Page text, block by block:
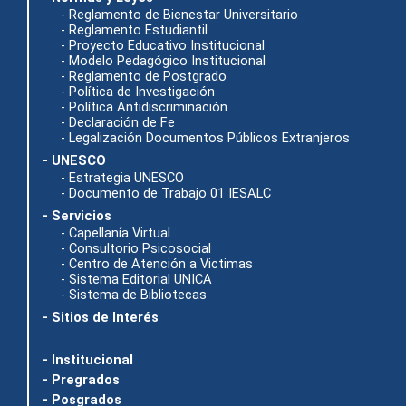
- Reglamento de Bienestar Universitario
- Reglamento Estudiantil
- Proyecto Educativo Institucional
- Modelo Pedagógico Institucional
- Reglamento de Postgrado
- Política de Investigación
- Política Antidiscriminación
- Declaración de Fe
- Legalización Documentos Públicos Extranjeros
- UNESCO
- Estrategia UNESCO
- Documento de Trabajo 01 IESALC
- Servicios
- Capellanía Virtual
- Consultorio Psicosocial
- Centro de Atención a Victimas
- Sistema Editorial UNICA
- Sistema de Bibliotecas
- Sitios de Interés
- Institucional
- Pregrados
- Posgrados